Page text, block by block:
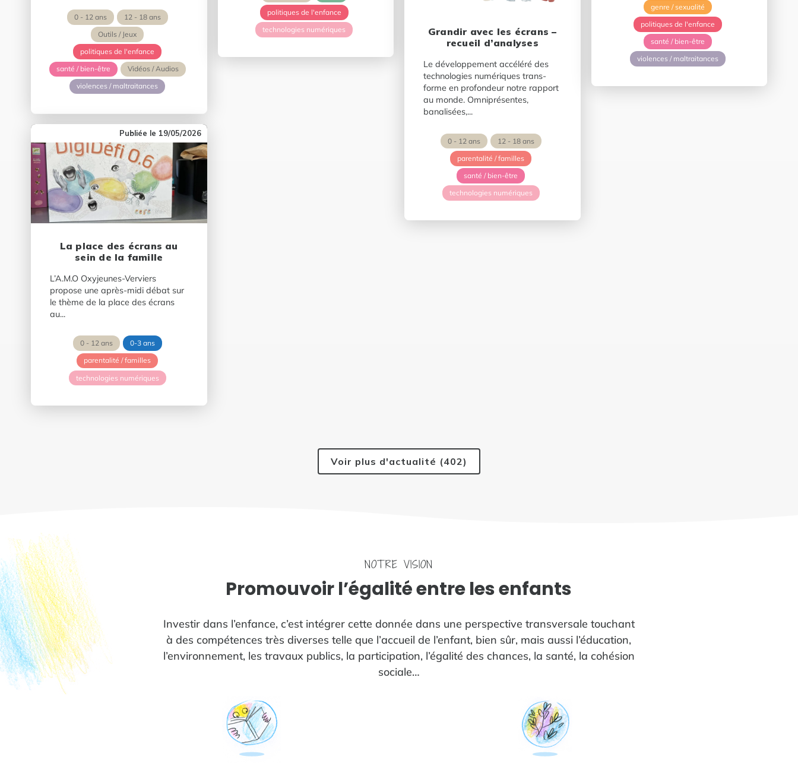
0 - 12 ans
12 - 18 ans
Outils / Jeux
politiques de l'enfance
santé / bien-être
Vidéos / Audios
violences / maltraitances
politiques de l'enfance
technologies numériques
Grandir avec les écrans –
recueil d’analyses
Le développement accéléré des
technologies numériques trans-
forme en profondeur notre rapport
au monde. Omniprésentes,
banalisées,...
0 - 12 ans
12 - 18 ans
parentalité / familles
santé / bien-être
technologies numériques
genre / sexualité
politiques de l'enfance
santé / bien-être
violences / maltraitances
19/05/2026
La place des écrans au
sein de la famille
L’A.M.O Oxyjeunes-Verviers
propose une après-midi débat sur
le thème de la place des écrans
au...
0 - 12 ans
0-3 ans
parentalité / familles
technologies numériques
Voir plus d'actualité (402)
NOTRE VISION
Promouvoir l’égalité entre les enfants
Investir dans l’enfance, c’est intégrer cette donnée dans une perspective transversale touchant
à des compétences très diverses telle que l’accueil de l’enfant, bien sûr, mais aussi l’éducation,
l’environnement, les travaux publics, la participation, l’égalité des chances, la santé, la cohésion
sociale…